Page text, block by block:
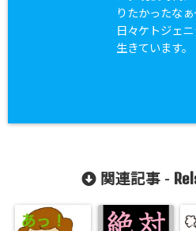
りたかったなぁ
日々ケトジェ
生きています。
関連記事 -